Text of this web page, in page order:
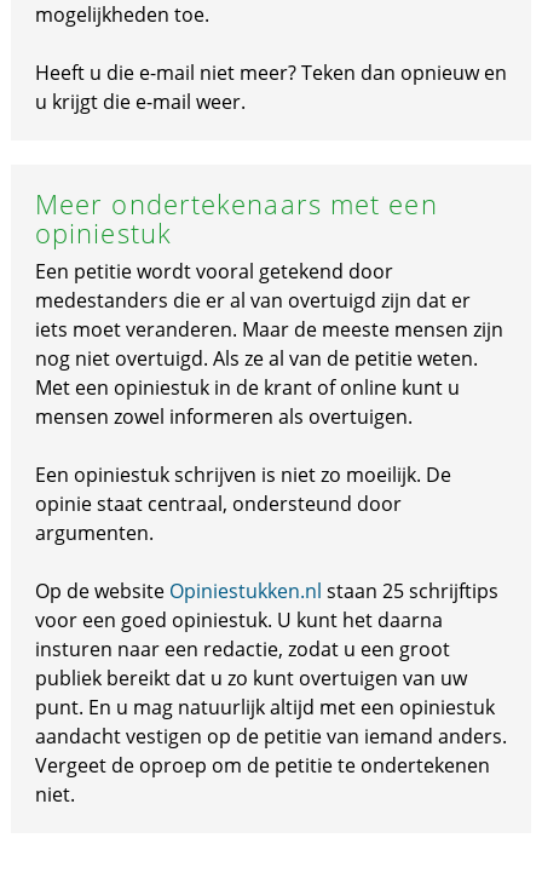
mogelijkheden toe.
Heeft u die e-mail niet meer? Teken dan opnieuw en
u krijgt die e-mail weer.
Meer ondertekenaars met een
opiniestuk
Een petitie wordt vooral getekend door
medestanders die er al van overtuigd zijn dat er
iets moet veranderen. Maar de meeste mensen zijn
nog niet overtuigd. Als ze al van de petitie weten.
Met een opiniestuk in de krant of online kunt u
mensen zowel informeren als overtuigen.
Een opiniestuk schrijven is niet zo moeilijk. De
opinie staat centraal, ondersteund door
argumenten.
Op de website Opiniestukken.nl staan 25 schrijftips
voor een goed opiniestuk. U kunt het daarna
insturen naar een redactie, zodat u een groot
publiek bereikt dat u zo kunt overtuigen van uw
punt. En u mag natuurlijk altijd met een opiniestuk
aandacht vestigen op de petitie van iemand anders.
Vergeet de oproep om de petitie te ondertekenen
niet.